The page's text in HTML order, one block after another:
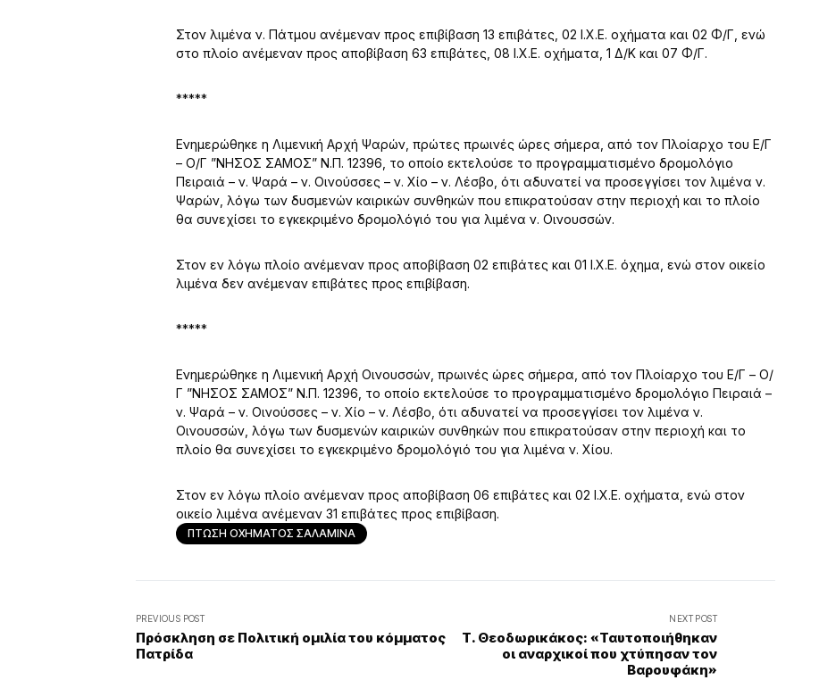
Στον λιμένα ν. Πάτμου ανέμεναν προς επιβίβαση 13 επιβάτες, 02 Ι.Χ.Ε. οχήματα και 02 Φ/Γ, ενώ
στο πλοίο ανέμεναν προς αποβίβαση 63 επιβάτες, 08 Ι.Χ.Ε. οχήματα, 1 Δ/Κ και 07 Φ/Γ.
*****
Ενημερώθηκε η Λιμενική Αρχή Ψαρών, πρώτες πρωινές ώρες σήμερα, από τον Πλοίαρχο του Ε/Γ
– Ο/Γ ”ΝΗΣΟΣ ΣΑΜΟΣ” Ν.Π. 12396, το οποίο εκτελούσε το προγραμματισμένο δρομολόγιο
Πειραιά – ν. Ψαρά – ν. Οινούσσες – ν. Χίο – ν. Λέσβο, ότι αδυνατεί να προσεγγίσει τον λιμένα ν.
Ψαρών, λόγω των δυσμενών καιρικών συνθηκών που επικρατούσαν στην περιοχή και το πλοίο
θα συνεχίσει το εγκεκριμένο δρομολόγιό του για λιμένα ν. Οινουσσών.
Στον εν λόγω πλοίο ανέμεναν προς αποβίβαση 02 επιβάτες και 01 Ι.Χ.Ε. όχημα, ενώ στον οικείο
λιμένα δεν ανέμεναν επιβάτες προς επιβίβαση.
*****
Ενημερώθηκε η Λιμενική Αρχή Οινουσσών, πρωινές ώρες σήμερα, από τον Πλοίαρχο του Ε/Γ – Ο/
Γ ”ΝΗΣΟΣ ΣΑΜΟΣ” Ν.Π. 12396, το οποίο εκτελούσε το προγραμματισμένο δρομολόγιο Πειραιά –
ν. Ψαρά – ν. Οινούσσες – ν. Χίο – ν. Λέσβο, ότι αδυνατεί να προσεγγίσει τον λιμένα ν.
Οινουσσών, λόγω των δυσμενών καιρικών συνθηκών που επικρατούσαν στην περιοχή και το
πλοίο θα συνεχίσει το εγκεκριμένο δρομολόγιό του για λιμένα ν. Χίου.
Στον εν λόγω πλοίο ανέμεναν προς αποβίβαση 06 επιβάτες και 02 Ι.Χ.Ε. οχήματα, ενώ στον
οικείο λιμένα ανέμεναν 31 επιβάτες προς επιβίβαση.
ΠΤΩΣΗ ΟΧΗΜΑΤΟΣ ΣΑΛΑΜΙΝΑ
PREVIOUS POST
Πρόσκληση σε Πολιτική ομιλία του κόμματος
Πατρίδα
NEXT POST
Τ. Θεοδωρικάκος: «Ταυτοποιήθηκαν
οι αναρχικοί που χτύπησαν τον
Βαρουφάκη»